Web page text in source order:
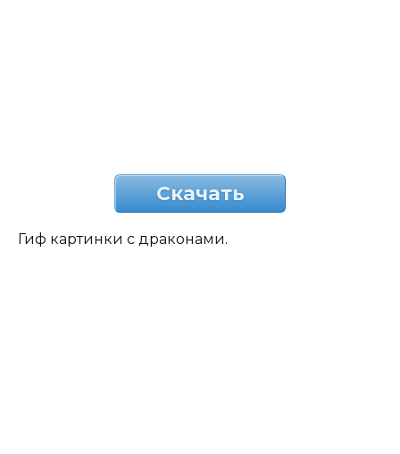
Скачать
Гиф картинки с драконами.